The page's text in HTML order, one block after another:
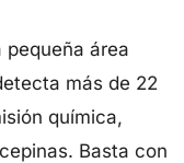
pequeña área
más de 22
química,
Basta con